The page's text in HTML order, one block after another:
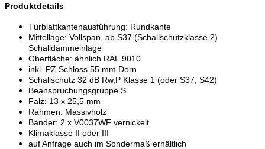
Produktdetails
Türblattkantenausführung: Rundkante
Mittellage: Vollspan, ab S37 (Schallschutzklasse 2)
Schalldämmeinlage
Oberfläche: ähnlich RAL 9010
inkl. PZ Schloss 55 mm Dorn
Schallschutz 32 dB Rw,P Klasse 1 (oder S37, S42)
Beanspruchungsgruppe S
Falz: 13 x 25,5 mm
Rahmen: Massivholz
Bänder: 2 x V0037WF vernickelt
Klimaklasse II oder III
auf Anfrage auch im Sondermaß erhältlich